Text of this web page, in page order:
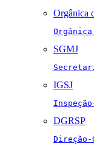
Orgânica
SGMJ
IGSJ
DGRSP